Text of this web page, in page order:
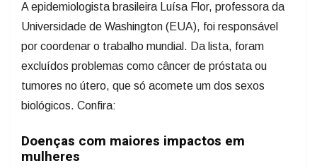
A epidemiologista brasileira Luísa Flor, professora da
Universidade de Washington (EUA), foi responsável
por coordenar o trabalho mundial. Da lista, foram
excluídos problemas como câncer de próstata ou
tumores no útero, que só acomete um dos sexos
biológicos. Confira:
Doenças com maiores impactos em
mulheres